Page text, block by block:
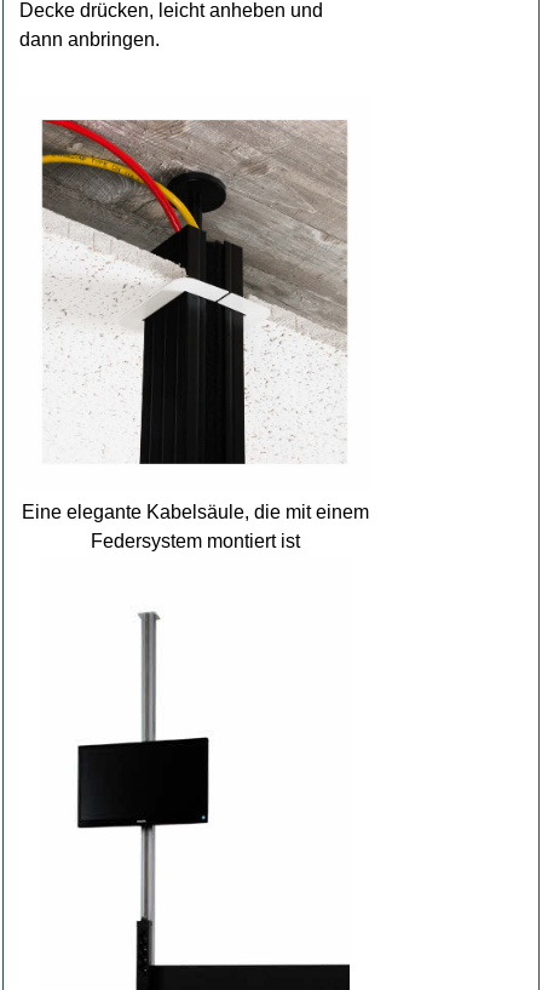
Decke drücken, leicht anheben und
dann anbringen.
Eine elegante Kabelsäule, die mit einem
Federsystem montiert ist